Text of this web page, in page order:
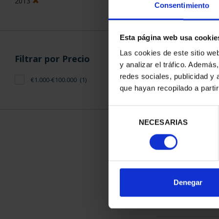
Consentimiento
Esta página web usa
Las cookies de este sitio
y analizar el tráfico.
redes sociales, publicidad y
que hayan recopilado a
consentimiento
NECESARIAS
Denegar
Filtrar por Precio
€1.000-€100.000 (1)
CAPITALES
ORDENAR POR: